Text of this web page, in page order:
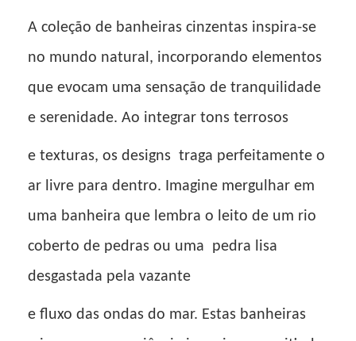
A coleção de banheiras cinzentas inspira-se
no mundo natural, incorporando elementos
que evocam uma sensação de tranquilidade
e serenidade. Ao integrar tons terrosos
e texturas, os designs traga perfeitamente o
ar livre para dentro. Imagine mergulhar em
uma banheira que lembra o leito de um rio
coberto de pedras ou uma pedra lisa
desgastada pela vazante
e fluxo das ondas do mar. Estas banheiras